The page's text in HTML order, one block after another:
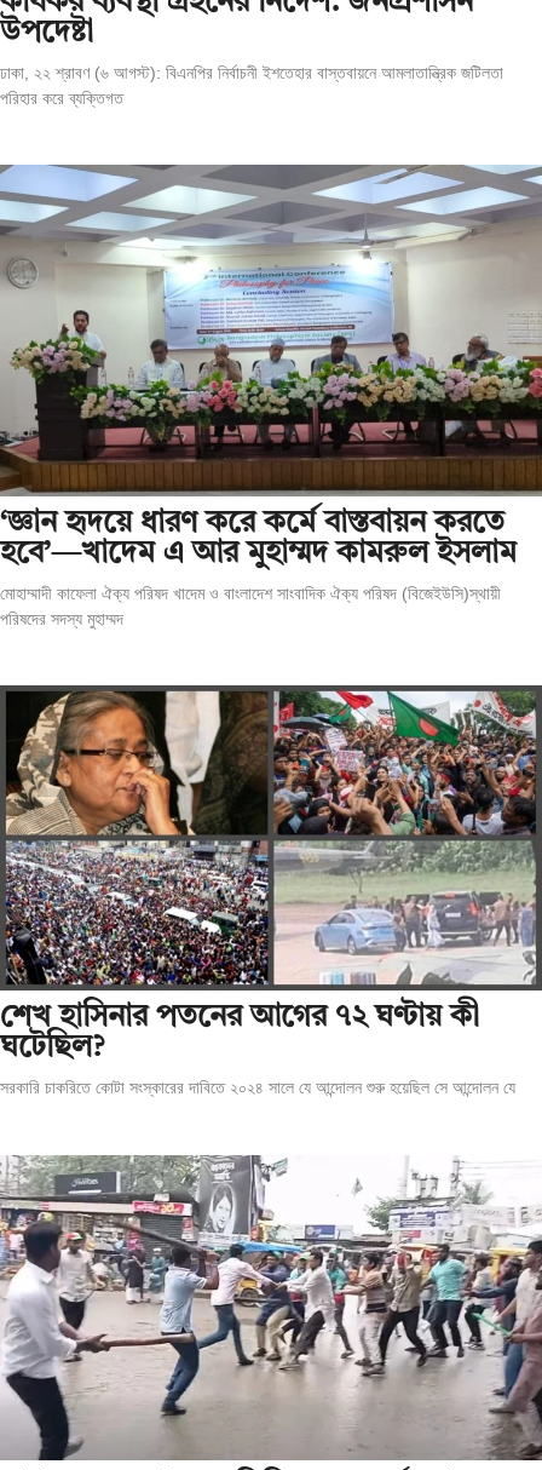
উপদেষ্টা
ঢাকা, ২২ শ্রাবণ (৬ আগস্ট): বিএনপির নির্বাচনী ইশতেহার বাস্তবায়নে আমলাতান্ত্রিক জটিলতা
পরিহার করে ব্যক্তিগত
‘জ্ঞান হৃদয়ে ধারণ করে কর্মে বাস্তবায়ন করতে
হবে’—খাদেম এ আর মুহাম্মদ কামরুল ইসলাম
মোহাম্মাদী কাফেলা ঐক্য পরিষদ খাদেম ও বাংলাদেশ সাংবাদিক ঐক্য পরিষদ (বিজেইউসি)স্থায়ী
পরিষদের সদস্য মুহাম্মদ
শেখ হাসিনার পতনের আগের ৭২ ঘণ্টায় কী
ঘটেছিল?
সরকারি চাকরিতে কোটা সংস্কারের দাবিতে ২০২৪ সালে যে আন্দোলন শুরু হয়েছিল সে আন্দোলন যে